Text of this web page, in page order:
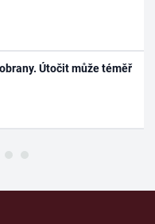
Útočit může téměř